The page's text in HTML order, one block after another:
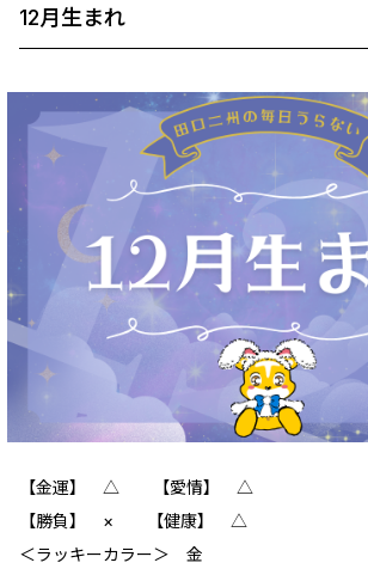
12月生まれ
【金運】 △ 【愛情】 △
【勝負】 × 【健康】 △
＜ラッキーカラー＞ 金